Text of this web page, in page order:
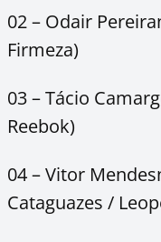
02 – Odair
Firmeza)
03 – Tácio
Reebok)
04 – Vitor
Cataguazes /